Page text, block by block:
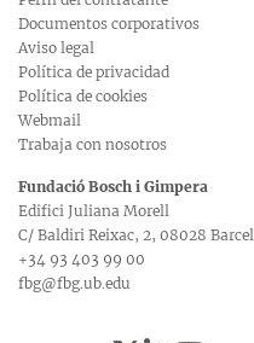
Documentos corporativos
Aviso legal
Política de privacidad
Política de cookies
Webmail
Trabaja con nosotros
Fundació Bosch i Gimpera
Edifici Juliana Morell
C/ Baldiri Reixac, 2, 08028
+34 93 403 99 00
fbg@fbg.ub.edu